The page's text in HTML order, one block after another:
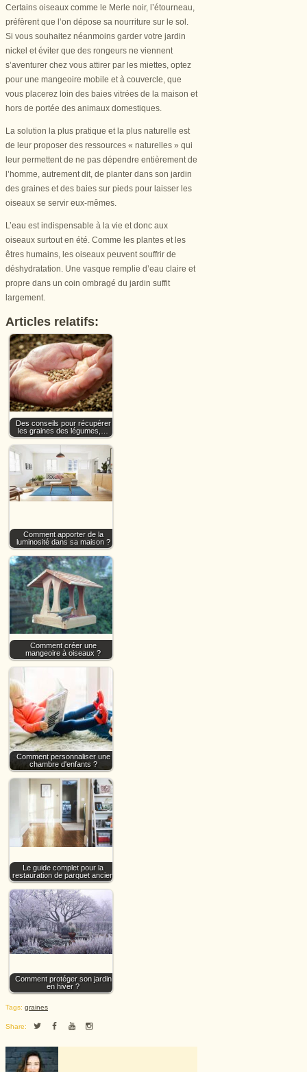
Certains oiseaux comme le Merle noir, l’étourneau,
préfèrent que l’on dépose sa nourriture sur le sol.
Si vous souhaitez néanmoins garder votre jardin
nickel et éviter que des rongeurs ne viennent
s’aventurer chez vous attirer par les miettes, optez
pour une mangeoire mobile et à couvercle, que
vous placerez loin des baies vitrées de la maison et
hors de portée des animaux domestiques.
La solution la plus pratique et la plus naturelle est
de leur proposer des ressources « naturelles » qui
leur permettent de ne pas dépendre entièrement de
l’homme, autrement dit, de planter dans son jardin
des graines et des baies sur pieds pour laisser les
oiseaux se servir eux-mêmes.
L’eau est indispensable à la vie et donc aux
oiseaux surtout en été. Comme les plantes et les
êtres humains, les oiseaux peuvent souffrir de
déshydratation. Une vasque remplie d’eau claire et
propre dans un coin ombragé du jardin suffit
largement.
Articles relatifs:
Des conseils pour récupérer
les graines des légumes,…
Comment apporter de la
luminosité dans sa maison ?
Comment créer une
mangeoire à oiseaux ?
Comment personnaliser une
chambre d'enfants ?
Le guide complet pour la
restauration de parquet ancien
Comment protéger son jardin
en hiver ?
Tags: graines
Share: